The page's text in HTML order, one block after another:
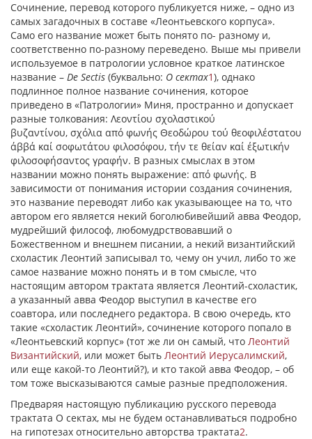
Сочинение, перевод которого публикуется ниже, – одно из
самых загадочных в составе «Леонтьевского корпуса».
Само его название может быть понято по- разному и,
соответственно по-разному переведено. Выше мы привели
используемое в патрологии условное краткое латинское
название – De Sectis (буквально: О сектах1), однако
подлинное полное название сочинения, которое
приведено в «Патрологии» Миня, пространно и допускает
разные толкования: Λεοντίου σχολαστικού
βυζαντίνου, σχόλια από φωνής Θεοδώρου τού θεοφιλέστατου
άββά καί σοφωτάτου φιλοσόφου, τήν τε θείαν καί έξωτικήν
φιλοσοφήσαντος γραφήν. В разных смыслах в этом
названии можно понять выражение: από φωνής. В
зависимости от понимания истории создания сочинения,
это название переводят либо как указывающее на то, что
автором его является некий боголюбивейший авва Феодор,
мудрейший философ, любомудрствовавший о
Божественном и внешнем писании, а некий византийский
схоластик Леонтий записывал то, чему он учил, либо то же
самое название можно понять и в том смысле, что
настоящим автором трактата является Леонтий-схоластик,
а указанный авва Феодор выступил в качестве его
соавтора, или последнего редактора. В свою очередь, кто
такие «схоластик Леонтий», сочинение которого попало в
«Леонтьевский корпус» (тот же ли он самый, что Леонтий
Византийский, или может быть Леонтий Иерусалимский,
или еще какой-то Леонтий?), и кто такой авва Феодор, – об
том тоже высказываются самые разные предположения.
Предваряя настоящую публикацию русского перевода
трактата О сектах, мы не будем останавливаться подробно
на гипотезах относительно авторства трактата2.